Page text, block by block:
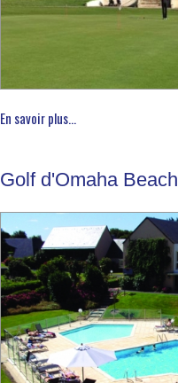
En savoir plus...
Golf d'Omaha Beach